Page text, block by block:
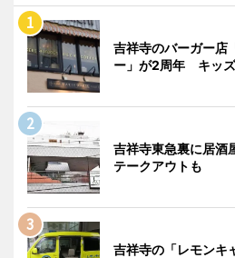
吉祥寺のバーガー店
ー」が2周年 キッ
吉祥寺東急裏に居
テークアウトも
吉祥寺の「レモン